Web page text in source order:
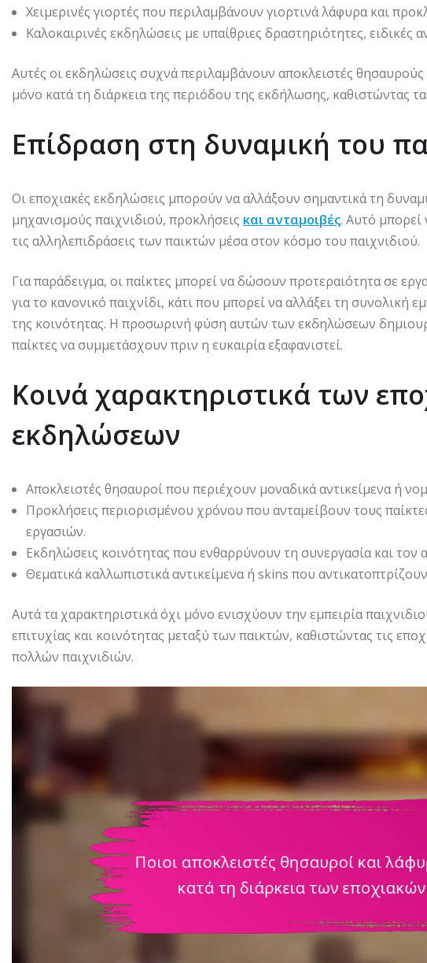
Χειμερινές γιορτές που περιλαμβάνουν γιορτινά λάφυρα και
Καλοκαιρινές εκδηλώσεις με υπαίθριες δραστηριότητες, ειδικές
Αυτές οι εκδηλώσεις συχνά περιλαμβάνουν αποκλειστές
μόνο κατά τη διάρκεια της περιόδου της εκδήλωσης, καθιστώντας
Επίδραση στη δυναμική του
Οι εποχιακές εκδηλώσεις μπορούν να αλλάξουν σημαντικά τη
μηχανισμούς παιχνιδιού, προκλήσεις και ανταμοιβές. Αυτό μπορεί
τις αλληλεπιδράσεις των παικτών μέσα στον κόσμο του παιχνιδιού.
Για παράδειγμα, οι παίκτες μπορεί να δώσουν προτεραιότητα σε
για το κανονικό παιχνίδι, κάτι που μπορεί να αλλάξει τη συνολική
της κοινότητας. Η προσωρινή φύση αυτών των εκδηλώσεων
παίκτες να συμμετάσχουν πριν η ευκαιρία εξαφανιστεί.
Κοινά χαρακτηριστικά των
εκδηλώσεων
Αποκλειστές θησαυροί που περιέχουν μοναδικά αντικείμενα ή
Προκλήσεις περιορισμένου χρόνου που ανταμείβουν τους
εργασιών.
Εκδηλώσεις κοινότητας που ενθαρρύνουν τη συνεργασία και τον
Θεματικά καλλωπιστικά αντικείμενα ή skins που
Αυτά τα χαρακτηριστικά όχι μόνο ενισχύουν την εμπειρία
επιτυχίας και κοινότητας μεταξύ των παικτών, καθιστώντας τις
πολλών παιχνιδιών.